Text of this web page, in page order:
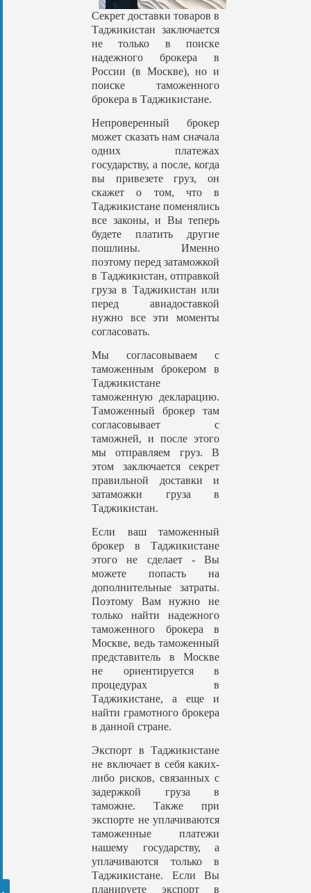
Секрет доставки товаров в
Таджикистан заключается
не только в поиске
надежного брокера в
России (в Москве), но и
поиске таможенного
брокера в Таджикистане.
Непроверенный брокер
может сказать нам сначала
одних платежах
государству, а после, когда
вы привезете груз, он
скажет о том, что в
Таджикистане поменялись
все законы, и Вы теперь
будете платить другие
пошлины. Именно
поэтому перед затаможкой
в Таджикистан, отправкой
груза в Таджикистан или
перед авиадоставкой
нужно все эти моменты
согласовать.
Мы согласовываем с
таможенным брокером в
Таджикистане
таможенную декларацию.
Таможенный брокер там
согласовывает с
таможней, и после этого
мы отправляем груз. В
этом заключается секрет
правильной доставки и
затаможки груза в
Таджикистан.
Если ваш таможенный
брокер в Таджикистане
этого не сделает - Вы
можете попасть на
дополнительные затраты.
Поэтому Вам нужно не
только найти надежного
таможенного брокера в
Москве, ведь таможенный
представитель в Москве
не ориентируется в
процедурах в
Таджикистане, а еще и
найти грамотного брокера
в данной стране.
Экспорт в Таджикистане
не включает в себя каких-
либо рисков, связанных с
задержкой груза в
таможне. Также при
экспорте не уплачиваются
таможенные платежи
нашему государству, а
уплачиваются только в
Таджикистане. Если Вы
планируете экспорт в